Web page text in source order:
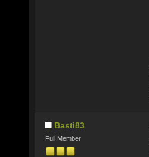
Basti83
Full Member